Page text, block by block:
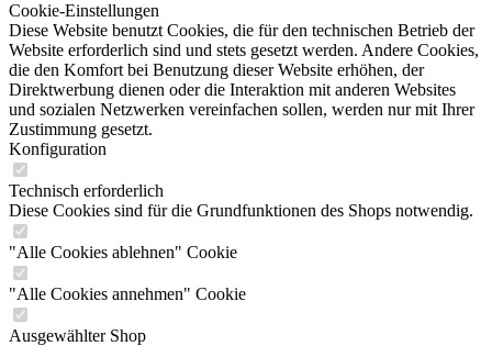
Cookie-Einstellungen
Diese Website benutzt Cookies, die für den technischen Betrieb der
Website erforderlich sind und stets gesetzt werden. Andere Cookies,
die den Komfort bei Benutzung dieser Website erhöhen, der
Direktwerbung dienen oder die Interaktion mit anderen Websites
und sozialen Netzwerken vereinfachen sollen, werden nur mit Ihrer
Zustimmung gesetzt.
Konfiguration
Technisch erforderlich
Diese Cookies sind für die Grundfunktionen des Shops notwendig.
"Alle Cookies ablehnen" Cookie
"Alle Cookies annehmen" Cookie
Ausgewählter Shop